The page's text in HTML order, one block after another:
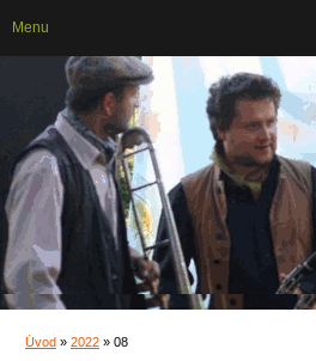
Úvod » 2022 » 08
Menu